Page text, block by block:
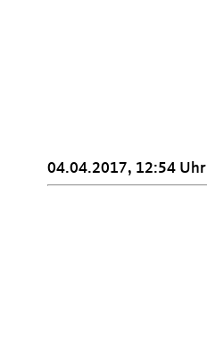
04.04.2017, 12:54 Uhr